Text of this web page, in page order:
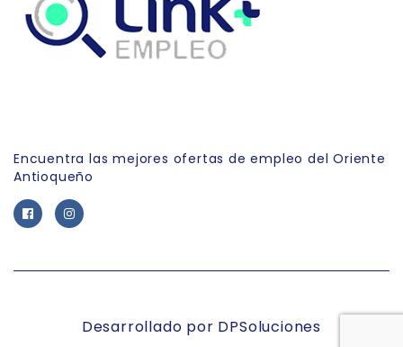
Encuentra las mejores ofertas de empleo del Oriente
Antioqueño
Desarrollado por DPSoluciones